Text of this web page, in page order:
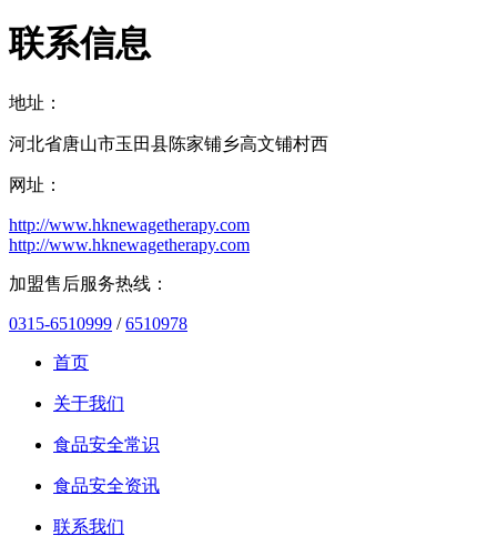
联系信息
地址：
河北省唐山市玉田县陈家铺乡高文铺村西
网址：
http://www.hknewagetherapy.com
http://www.hknewagetherapy.com
加盟售后服务热线：
0315-6510999 /6510978
首页
关于我们
食品安全常识
食品安全资讯
联系我们